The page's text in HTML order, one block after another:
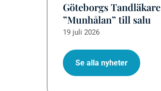
Göteborgs
”Munhålan” till salu
19 juli 2026
Se alla nyheter